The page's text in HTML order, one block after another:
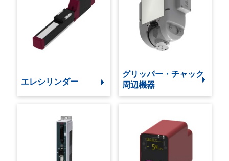
エレシリンダー
グリッパー・チャック
周辺機器